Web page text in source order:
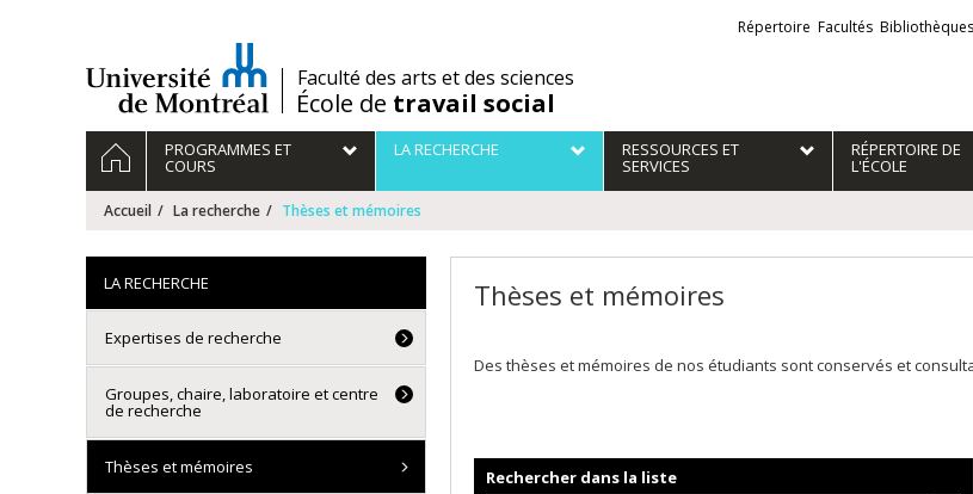
/Faculté des arts et des sciences
École de travail social
Liens
externes
Répertoire Facultés Bibliothèques
Navigation
principale
ACCUEILPROGRAMMES ET
COURS
LA RECHERCHE RESSOURCES ET
SERVICES
RÉPERTOIRE DE
L'ÉCOLE
Accueil La recherche Thèses et mémoires
Thèses et mémoires
Des thèses et mémoires de nos étudiants sont conservés et
Rechercher dans la liste
LA RECHERCHE
Expertises de recherche
Groupes, chaire, laboratoire et centre
de recherche
Thèses et mémoires